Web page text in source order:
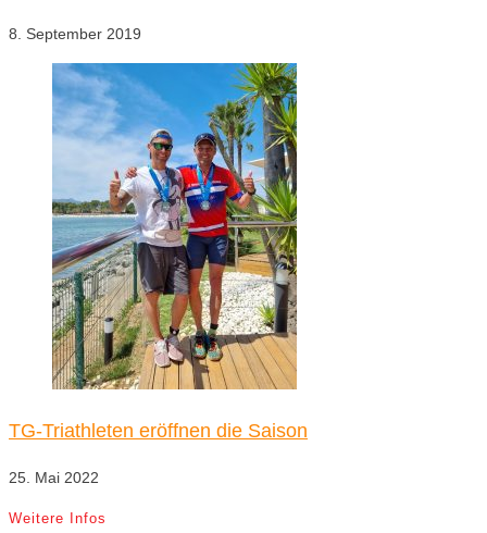
8. September 2019
TG-Triathleten eröffnen die Saison
25. Mai 2022
Weitere Infos